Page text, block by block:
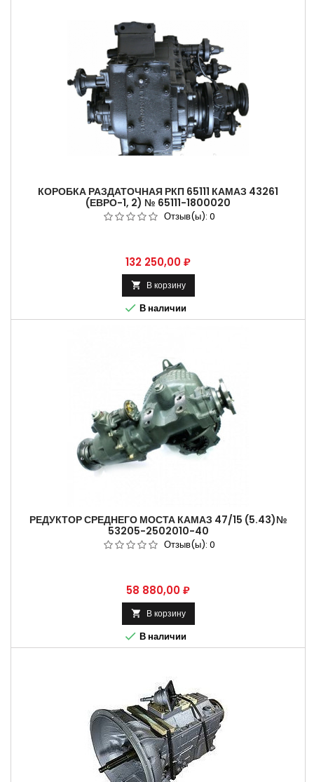
КОРОБКА РАЗДАТОЧНАЯ РКП 65111 КАМАЗ 43261
(ЕВРО-1, 2) № 65111-1800020
Отзыв(ы): 0
Цена
132 250,00 ₽
 В корзину
 В наличии
РЕДУКТОР СРЕДНЕГО МОСТА КАМАЗ 47/15 (5.43)№
53205-2502010-40
Отзыв(ы): 0
Цена
58 880,00 ₽
 В корзину
 В наличии